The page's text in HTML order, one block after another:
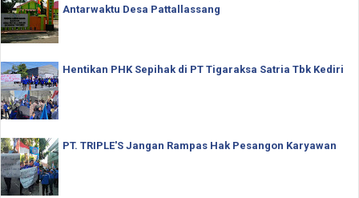
Antarwaktu Desa Pattallassang
Hentikan PHK Sepihak di PT Tigaraksa Satria Tbk Kediri
PT. TRIPLE'S Jangan Rampas Hak Pesangon Karyawan